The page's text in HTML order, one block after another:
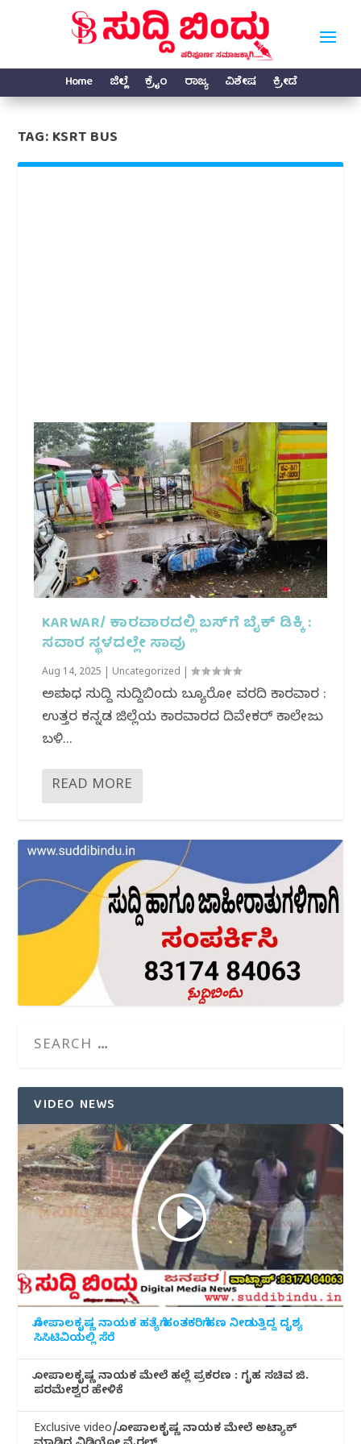
Home ಜಿಲ್ಲೆ ಕ್ರೈಂ ರಾಜ್ಯ ವಿಶೇಷ ಕ್ರೀಡೆ
TAG:KSRT BUS
KARWAR/ ಕಾರವಾರದಲ್ಲಿ ಬಸ್‌ಗೆ ಬೈಕ್ ಡಿಕ್ಕಿ :
ಸವಾರ ಸ್ಥಳದಲ್ಲೇ ಸಾವು
Aug 14, 2025 Uncategorized |
ಅಪರಾಧ ಸುದ್ದಿ ಸುದ್ದಿಬಿಂದು ಬ್ಯೂರೋ ವರದಿ ಕಾರವಾರ :
ಉತ್ತರ ಕನ್ನಡ ಜಿಲ್ಲೆಯ ಕಾರವಾರದ ದಿವೇಕರ್ ಕಾಲೇಜು
ಬಳಿ...
READ MORE
VIDEO NEWS
ಗೋಪಾಲಕೃಷ್ಣ ನಾಯಕ ಹತ್ಯೆಗೆ ಹಂತಕರಿಗೆ ಹಣ ನೀಡುತ್ತಿದ್ದ ದೃಶ್ಯ
ಸಿಸಿಟಿವಿಯಲ್ಲಿ ಸೆರೆ
ಗೋಪಾಲಕೃಷ್ಣ ನಾಯಕ ಮೇಲೆ ಹಲ್ಲೆ ಪ್ರಕರಣ : ಗೃಹ ಸಚಿವ ಜಿ.
ಪರಮೇಶ್ವರ ಹೇಳಿಕೆ
Exclusive video/ಗೋಪಾಲಕೃಷ್ಣ ನಾಯಕ ಮೇಲೆ ಅಟ್ಯಾಕ್